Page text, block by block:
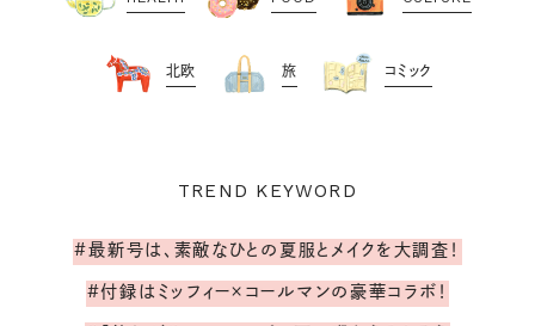
北欧 旅 コミック
TREND KEYWORD
#最新号は、素敵なひとの夏服とメイクを大調査！
#付録はミッフィー×コールマンの豪華コラボ！